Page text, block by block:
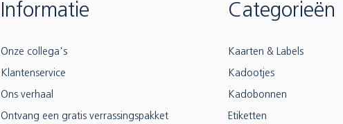
Informatie
Onze collega's
Klantenservice
Ons verhaal
Ontvang een gratis verrassingspakket
Categorieën
Kaarten & Labels
Kadootjes
Kadobonnen
Etiketten